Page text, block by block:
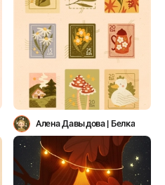
Алена Давыдова | Белка